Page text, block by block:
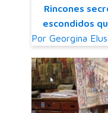
Rincones
escondidos
Por Georgina